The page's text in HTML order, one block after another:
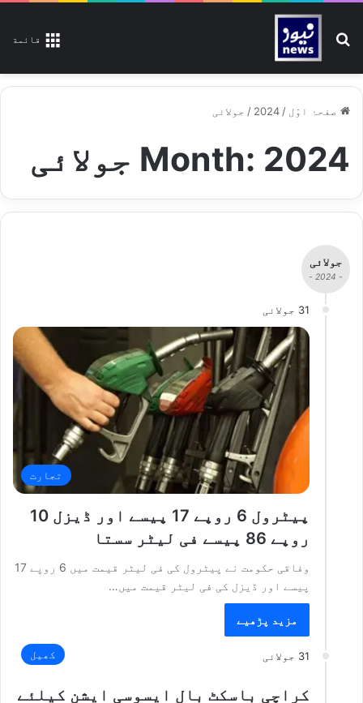
قائمة تلاش کیجیے
صفحۂ اوّل /
2024
/ جولائی
Month: 2024 جولائی
جولائی
- 2024 -
31 جولائی
تجارت
پیٹرول 6 روپے 17 پیسے اور ڈیزل 10
روپے 86 پیسے فی لیٹر سستا
وفاقی حکومت نے پیٹرول کی فی لیٹر قیمت میں 6 روپے 17
پیسے اور ڈیزل کی فی لیٹر قیمت میں…
مزید پڑھیے
31 جولائی کھیل
کراچی باسکٹ بال ایسوسی ایشن کیلئے